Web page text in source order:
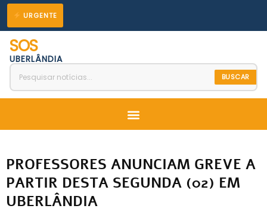
para
conteúdo
URGENTE
SOS
UBERLÂNDIA
BUSCAR
Menu
PROFESSORES ANUNCIAM GREVE A
PARTIR DESTA SEGUNDA (02) EM
UBERLÂNDIA